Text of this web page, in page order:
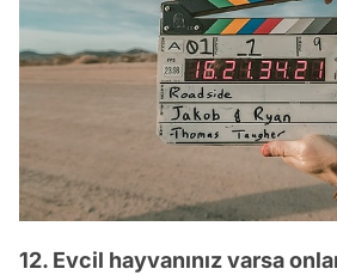
12. Evcil hayvanınız varsa